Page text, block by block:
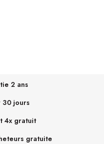
2 ans
30 jours
4x gratuit
gratuite